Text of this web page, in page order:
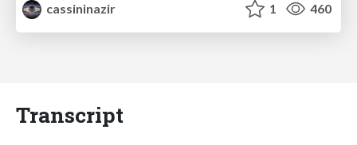
cassininazir
1 460
Transcript